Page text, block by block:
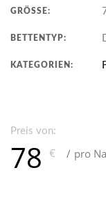
GRÖSSE:
BETTENTYP:
KATEGORIEN:
Preis von:
78 € pro